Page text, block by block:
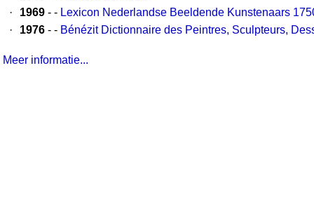
·
1969 - - Lexicon Nederlandse Beeldende Kunstenaars
·
1976 - - Bénézit Dictionnaire des Peintres, Sculpteurs,
Meer informatie...